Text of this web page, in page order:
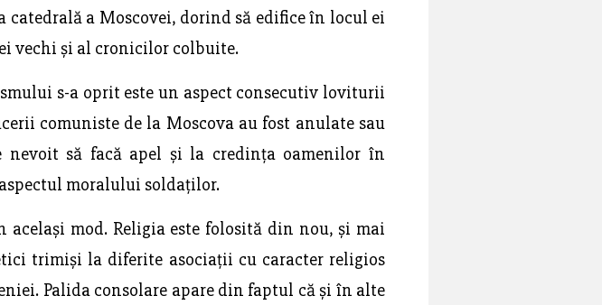
catedrală a Moscovei, dorind să edifice în locul ei
vechi și al cronicilor colbuite.
s-a oprit este un aspect consecutiv loviturii
comuniste de la Moscova au fost anulate sau
să facă apel și la credința oamenilor în
moralului soldaților.
mod. Religia este folosită din nou, și mai
trimiși la diferite asociații cu caracter religios
Palida consolare apare din faptul că și în alte